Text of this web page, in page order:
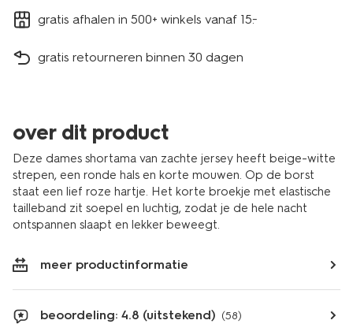
gratis afhalen in 500+ winkels vanaf 15.-
gratis retourneren binnen 30 dagen
over dit product
Deze dames shortama van zachte jersey heeft beige-witte
strepen, een ronde hals en korte mouwen. Op de borst
staat een lief roze hartje. Het korte broekje met elastische
tailleband zit soepel en luchtig, zodat je de hele nacht
ontspannen slaapt en lekker beweegt.
meer productinformatie
beoordeling: 4.8 (uitstekend) (58)